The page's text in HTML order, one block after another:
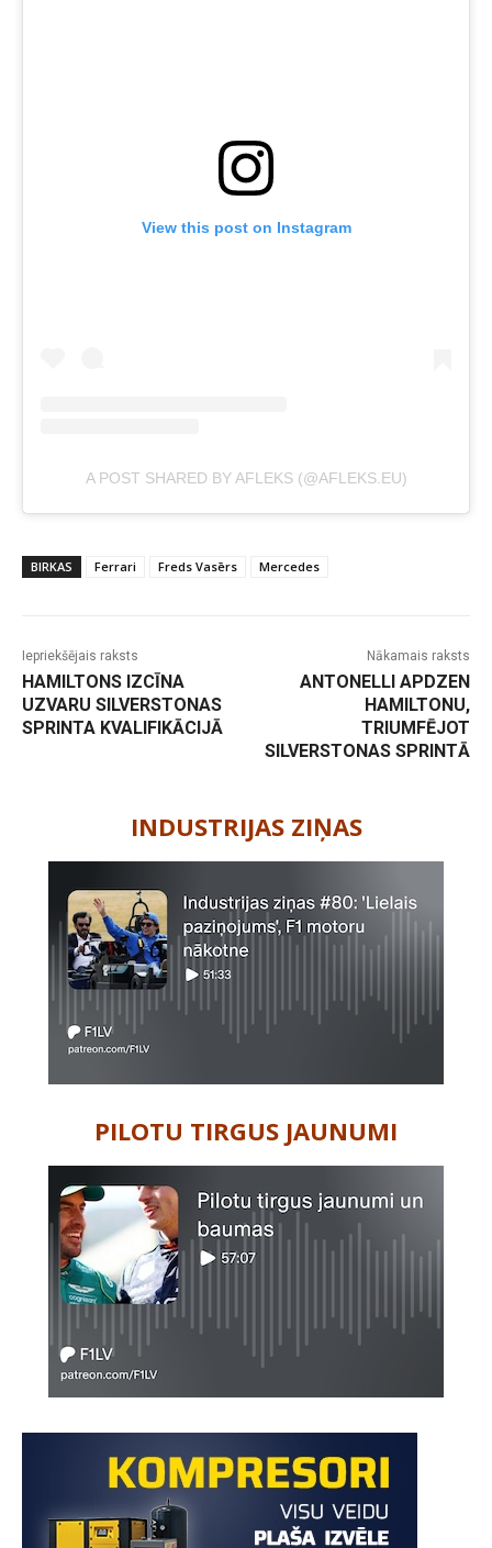
View this post on Instagram
A POST SHARED BY AFLEKS (@AFLEKS.EU)
BIRKAS Ferrari Freds Vasērs Mercedes
Iepriekšējais raksts
HAMILTONS IZCĪNA
UZVARU SILVERSTONAS
SPRINTA KVALIFIKĀCIJĀ
Nākamais raksts
ANTONELLI APDZEN
HAMILTONU,
TRIUMFĒJOT
SILVERSTONAS SPRINTĀ
INDUSTRIJAS ZIŅAS
PILOTU TIRGUS JAUNUMI